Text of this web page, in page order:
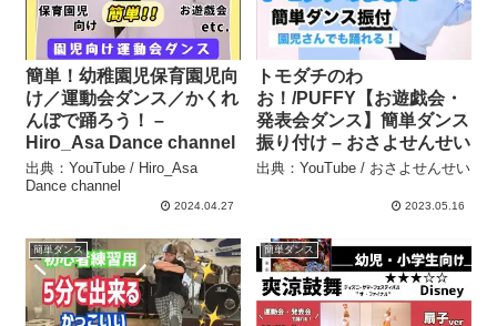
簡単！幼稚園児保育園児向
け／運動会ダンス／かくれ
んぼで踊ろう！ –
Hiro_Asa Dance channel
出典：YouTube / Hiro_Asa
Dance channel
2024.04.27
トモダチのわ
お！/PUFFY【お遊戯会・
発表会ダンス】簡単ダンス
振り付け – おさよせんせい
出典：YouTube / おさよせんせい
2023.05.16
簡単ダンス 簡単ダンス